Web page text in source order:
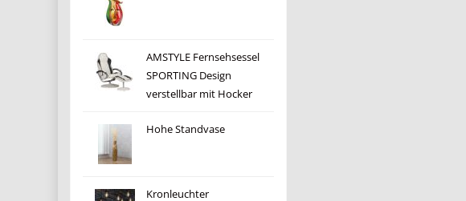
AMSTYLE Fernsehsessel
SPORTING Design
verstellbar mit Hocker
Hohe Standvase
Kronleuchter